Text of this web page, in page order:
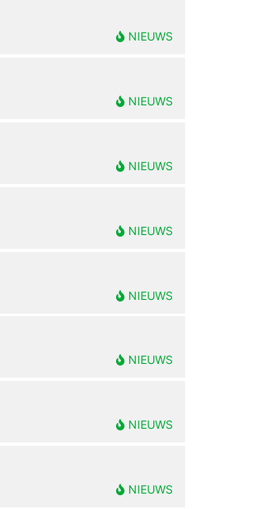
NIEUWS
NIEUWS
NIEUWS
NIEUWS
NIEUWS
NIEUWS
NIEUWS
NIEUWS